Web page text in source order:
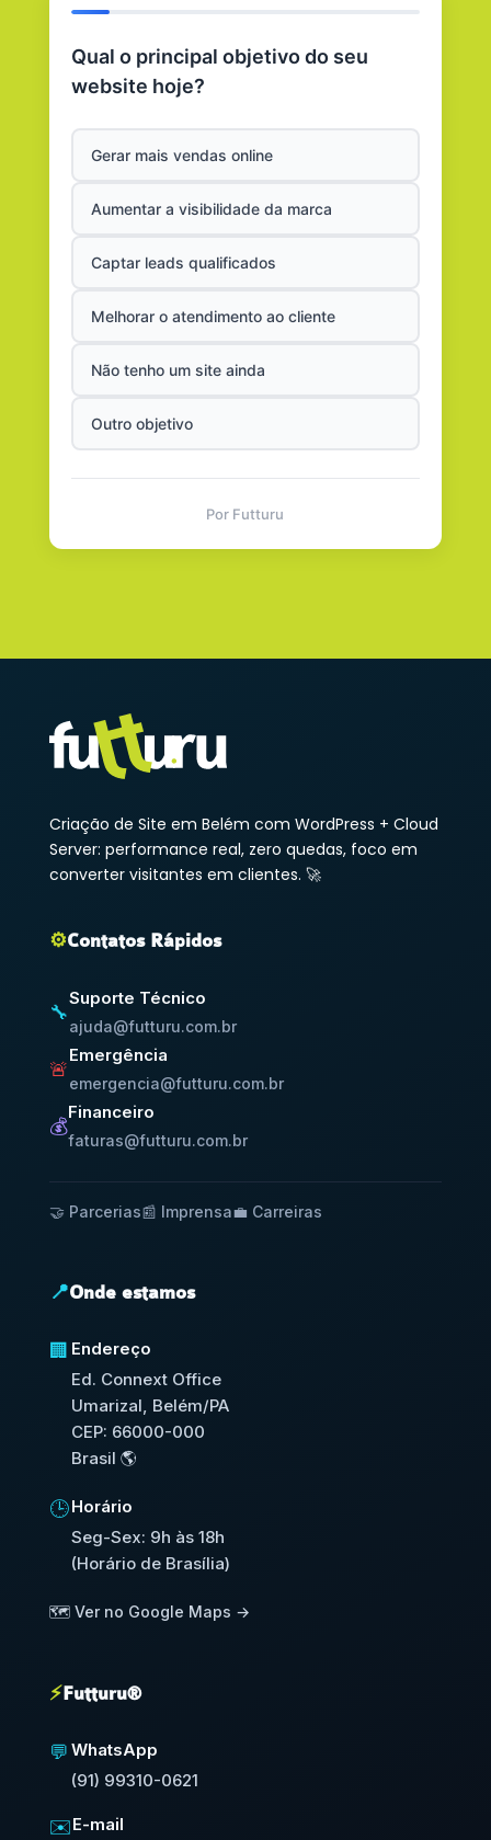
Qual o principal objetivo do seu
website hoje?
Gerar mais vendas online
Aumentar a visibilidade da marca
Captar leads qualificados
Melhorar o atendimento ao cliente
Não tenho um site ainda
Outro objetivo
Por Futturu
Criação de Site em Belém com WordPress + Cloud
Server: performance real, zero quedas, foco em
converter visitantes em clientes. 🚀
⚙️Contatos Rápidos
🔧
Suporte Técnico
ajuda@futturu.com.br
🚨
Emergência
emergencia@futturu.com.br
💰
Financeiro
faturas@futturu.com.br
🤝 Parcerias📰 Imprensa💼 Carreiras
📍Onde estamos
🏢 Endereço
Ed. Connext Office
Umarizal, Belém/PA
CEP: 66000-000
Brasil 🌎
🕒Horário
Seg-Sex: 9h às 18h
(Horário de Brasília)
🗺️ Ver no Google Maps →
⚡Futturu®
💬 WhatsApp
(91) 99310-0621
✉️E-mail